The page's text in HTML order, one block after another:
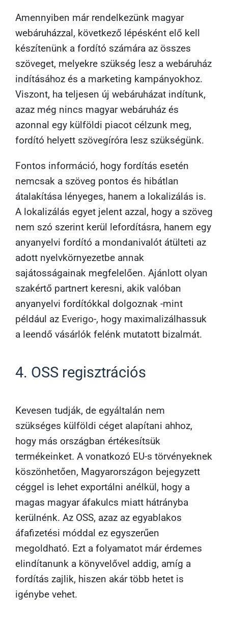
Amennyiben már rendelkezünk magyar
webáruházzal, következő lépésként elő kell
készítenünk a fordító számára az összes
szöveget, melyekre szükség lesz a webáruház
indításához és a marketing kampányokhoz.
Viszont, ha teljesen új webáruházat indítunk,
azaz még nincs magyar webáruház és
azonnal egy külföldi piacot célzunk meg,
fordító helyett szövegíróra lesz szükségünk.
Fontos információ, hogy fordítás esetén
nemcsak a szöveg pontos és hibátlan
átalakítása lényeges, hanem a lokalizálás is.
A lokalizálás egyet jelent azzal, hogy a szöveg
nem szó szerint kerül lefordításra, hanem egy
anyanyelvi fordító a mondanivalót átülteti az
adott nyelvkörnyezetbe annak
sajátosságainak megfelelően. Ajánlott olyan
szakértő partnert keresni, akik valóban
anyanyelvi fordítókkal dolgoznak -mint
például az Everigo-, hogy maximalizálhassuk
a leendő vásárlók felénk mutatott bizalmát.
4. OSS regisztrációs
Kevesen tudják, de egyáltalán nem
szükséges külföldi céget alapítani ahhoz,
hogy más országban értékesítsük
termékeinket. A vonatkozó EU-s törvényeknek
köszönhetően, Magyarországon bejegyzett
céggel is lehet exportálni anélkül, hogy a
magas magyar áfakulcs miatt hátrányba
kerülnénk. Az OSS, azaz az egyablakos
áfafizetési móddal ez egyszerűen
megoldható. Ezt a folyamatot már érdemes
elindítanunk a könyvelővel addig, amíg a
fordítás zajlik, hiszen akár több hetet is
igénybe vehet.